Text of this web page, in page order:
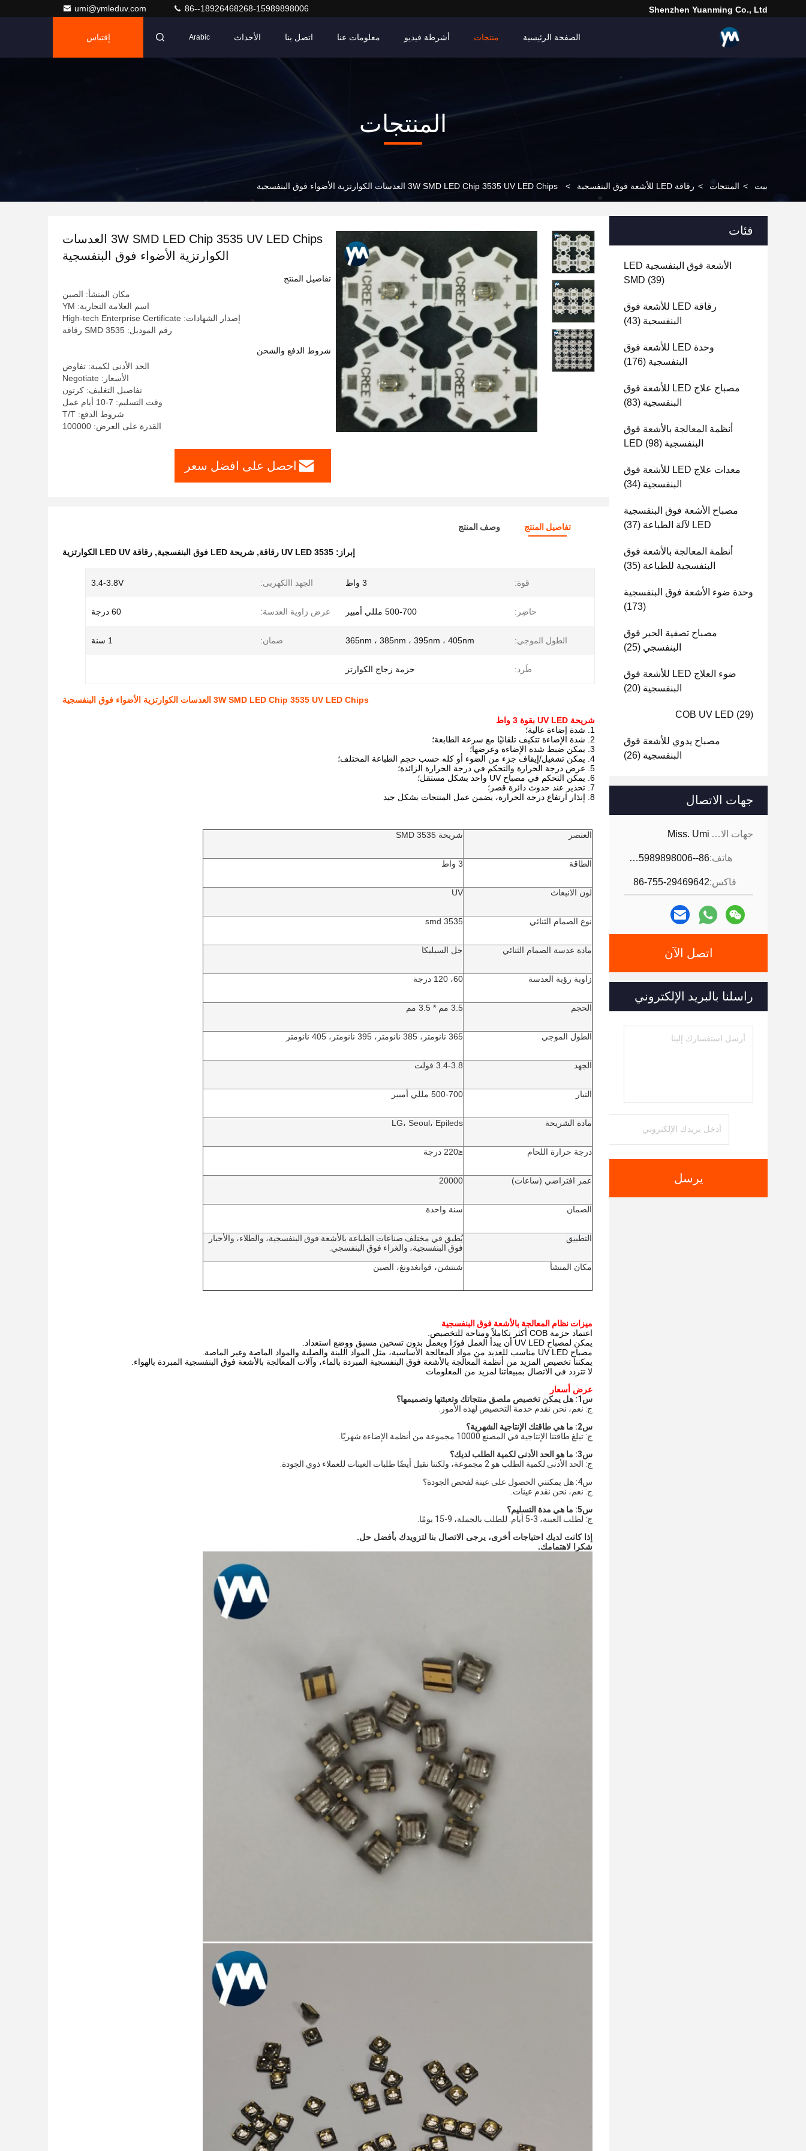
Shenzhen Yuanming Co., Ltd
umi@ymleduv.com 86--18926468268-15989898006
الصفحة الرئيسية منتجات أشرطة فيديو معلومات عنا اتصل بنا الأحداث Arabic إقتباس
المنتجات
بيت > المنتجات > رقاقة LED للأشعة فوق البنفسجية > 3W SMD LED Chip 3535 UV LED Chips العدسات الكوارتزية الأضواء فوق البنفسجية
فئات
الأشعة فوق البنفسجية LED
SMD (39)
رقاقة LED للأشعة فوق
البنفسجية (43)
وحدة LED للأشعة فوق
البنفسجية (176)
مصباح علاج LED للأشعة فوق
البنفسجية (83)
أنظمة المعالجة بالأشعة فوق
البنفسجية LED (98)
معدات علاج LED للأشعة فوق
البنفسجية (34)
مصباح الأشعة فوق البنفسجية
LED لآلة الطباعة
(37)
أنظمة المعالجة بالأشعة فوق
البنفسجية للطباعة (35)
وحدة ضوء الأشعة فوق البنفسجية
(173)
مصباح تصفية الحبر فوق
البنفسجي (25)
ضوء العلاج LED للأشعة فوق
البنفسجية (20)
COB UV LED (29)
مصباح يدوي للأشعة فوق
البنفسجية (26)
جهات الاتصال
جهات الاتصال: Miss. Umi
هاتف: 86--18926468268-15989898006
فاكس:86-755-29469642
اتصل الآن
راسلنا بالبريد الإلكتروني
يرسل
3W SMD LED Chip 3535 UV LED Chips العدسات
الكوارتزية الأضواء فوق البنفسجية
تفاصيل المنتج
مكان المنشأ: الصين
اسم العلامة التجارية: YM
إصدار الشهادات: High-tech Enterprise Certificate
رقم الموديل: 3535 SMD رقاقة
شروط الدفع والشحن
الحد الأدنى لكمية: تفاوض
الأسعار: Negotiate
تفاصيل التغليف: كرتون
وقت التسليم: 7-10 أيام عمل
شروط الدفع: T/T
القدرة على العرض: 100000
احصل على افضل سعر
تفاصيل المنتج وصف المنتج
إبراز: 3535 UV LED رقاقة , شريحة LED فوق البنفسجية , رقاقة LED UV الكوارتزية
قوة: 3 واط الجهد االكهربى: 3.4-3.8V
حاضِر: 500-700 مللي أمبير عرض زاوية العدسة: 60 درجة
الطول الموجي: 365nm ، 385nm ، 395nm ، 405nm ضمان: 1 سنة
طَرد: حزمة زجاج الكوارتز
3W SMD LED Chip 3535 UV LED Chips العدسات الكوارتزية الأضواء فوق البنفسجية
شريحة UV LED بقوة 3 واط
1. شدة إضاءة عالية؛
2. شدة الإضاءة تتكيف تلقائيًا مع سرعة الطابعة؛
3. يمكن ضبط شدة الإضاءة وعرضها؛
4. يمكن تشغيل/إيقاف جزء من الضوء أو كله حسب حجم الطباعة المختلف؛
5. عرض درجة الحرارة والتحكم في درجة الحرارة الزائدة؛
6. يمكن التحكم في مصباح UV واحد بشكل مستقل؛
7. تحذير عند حدوث دائرة قصر؛
8. إنذار ارتفاع درجة الحرارة، يضمن عمل المنتجات بشكل جيد
العنصر شريحة 3535 SMD
الطاقة 3 واط
لون الانبعاث UV
نوع الصمام الثنائي 3535 smd
مادة عدسة الصمام الثنائي جل السيليكا
زاوية رؤية العدسة 60، 120 درجة
الحجم 3.5 مم * 3.5 مم
الطول الموجي 365 نانومتر، 385 نانومتر، 395 نانومتر، 405 نانومتر
الجهد 3.4-3.8 فولت
التيار 500-700 مللي أمبير
مادة الشريحة LG، Seoul، Epileds
درجة حرارة اللحام ≤220 درجة
عمر افتراضي (ساعات) 20000
الضمان سنة واحدة
التطبيق
فوق البنفسجية، والغراء فوق البنفسجي.
مكان المنشأ
شنتشن، قوانغدونغ، الصين
ميزات نظام المعالجة بالأشعة فوق البنفسجية
اعتماد حزمة COB أكثر تكاملاً ومتاحة للتخصيص.
يمكن لمصباح UV LED أن يبدأ العمل فورًا ويعمل بدون تسخين مسبق ووضع استعداد.
مصباح UV LED مناسب للعديد من مواد المعالجة الأساسية، مثل المواد اللينة والصلبة والمواد الماصة وغير الماصة.
يمكننا تخصيص المزيد من أنظمة المعالجة بالأشعة فوق البنفسجية المبردة بالماء، وآلات المعالجة بالأشعة فوق البنفسجية المبردة بالهواء.
لا تتردد في الاتصال بمبيعاتنا لمزيد من المعلومات
عرض أسعار
س1: هل يمكن تخصيص ملصق منتجاتك وتعبئتها وتصميمها؟
ج: نعم، نحن نقدم خدمة التخصيص لهذه الأمور.
س2: ما هي طاقتك الإنتاجية الشهرية؟
ج: تبلغ طاقتنا الإنتاجية في المصنع 10000 مجموعة من أنظمة الإضاءة شهريًا.
س3: ما هو الحد الأدنى لكمية الطلب لديك؟
ج: الحد الأدنى لكمية الطلب هو 2 مجموعة، ولكننا نقبل أيضًا طلبات العينات للعملاء ذوي الجودة.
س4: هل يمكنني الحصول على عينة لفحص الجودة؟
ج: نعم، نحن نقدم عينات.
س5: ما هي مدة التسليم؟
ج: لطلب العينة، 3-5 أيام. للطلب بالجملة، 9-15 يومًا.
إذا كانت لديك احتياجات أخرى، يرجى الاتصال بنا لتزويدك بأفضل حل.
شكرا لاهتمامك.